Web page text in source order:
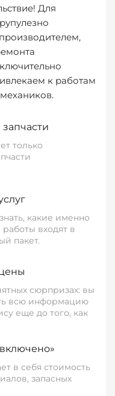
Для
к работам
только
какие именно
входят в
пакет.
сюрпризах: вы
всю информацию
еще до того, как
в себя стоимость
запасных